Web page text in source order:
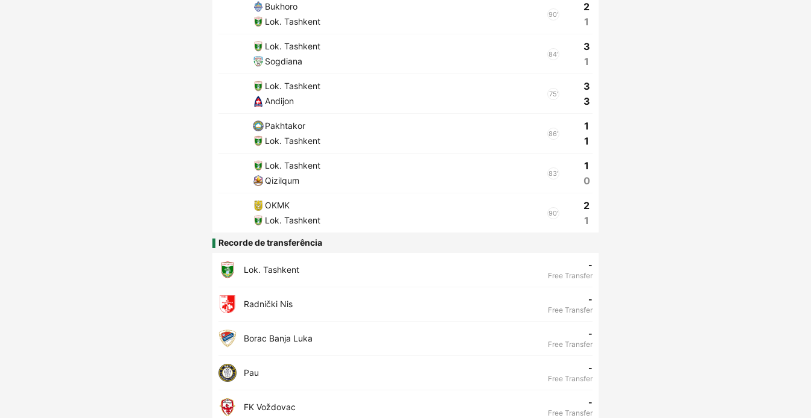
Bukhoro
Lok. Tashkent
90'
2
1
Lok. Tashkent
Sogdiana
84'
3
1
Lok. Tashkent
Andijon
75'
3
3
Pakhtakor
Lok. Tashkent
86'
1
1
Lok. Tashkent
Qizilqum
83'
1
0
OKMK
Lok. Tashkent
90'
2
1
Recorde de transferência
Lok. Tashkent -
Free Transfer
Radnički Nis -
Free Transfer
Borac Banja Luka -
Free Transfer
Pau -
Free Transfer
FK Voždovac -
Free Transfer